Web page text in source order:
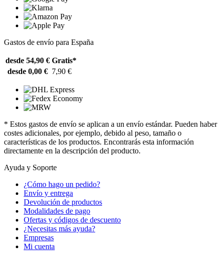
Gastos de envío para España
desde 54,90 € Gratis*
desde 0,00 € 7,90 €
* Estos gastos de envío se aplican a un envío estándar. Pueden haber
costes adicionales, por ejemplo, debido al peso, tamaño o
características de los productos. Encontrarás esta información
directamente en la descripción del producto.
Ayuda y Soporte
¿Cómo hago un pedido?
Envío y entrega
Devolución de productos
Modalidades de pago
Ofertas y códigos de descuento
¿Necesitas más ayuda?
Empresas
Mi cuenta